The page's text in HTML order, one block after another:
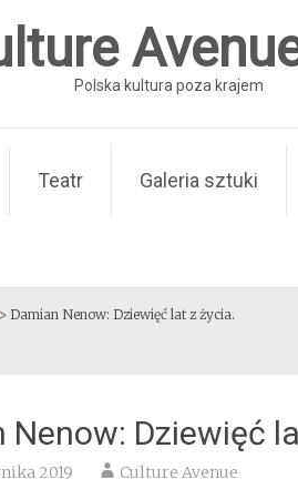
Polska kultura poza krajem
Teatr Galeria sztuki
> Damian Nenow: Dziewięć lat z życia.
Nenow: Dziewięć
2019 Culture Avenue